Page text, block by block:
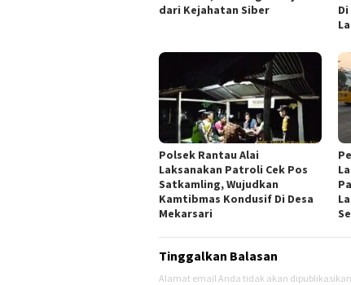
dari Kejahatan Siber
Polsek Rantau Alai
Laksanakan Patroli Cek Pos
Satkamling, Wujudkan
Kamtibmas Kondusif Di Desa
Mekarsari
Tinggalkan Balasan
Alamat email Anda tidak akan